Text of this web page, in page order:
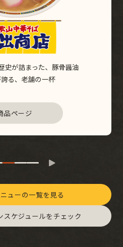
史が詰まった、豚骨醤油
る、老舗の一杯
品ページ
ューの一覧を見る
スケジュールをチェック